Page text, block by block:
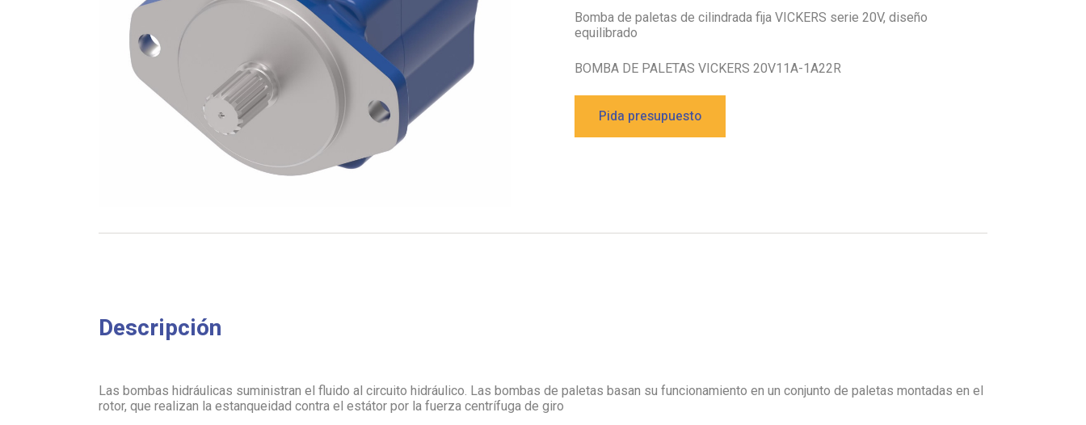
Bomba de paletas de cilindrada fija VICKERS serie 20V, diseño
equilibrado
BOMBA DE PALETAS VICKERS 20V11A-1A22R
Pida presupuesto
Descripción
Las bombas hidráulicas suministran el fluido al circuito hidráulico. Las bombas de paletas basan su funcionamiento en un conjunto de paletas montadas en el
rotor, que realizan la estanqueidad contra el estátor por la fuerza centrífuga de giro